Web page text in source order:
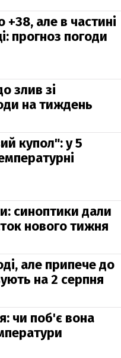
+38, але в частині
прогноз погоди
злив зі
на тиждень
купол": у 5
синоптики дали
нового тижня
але припече до
на 2 серпня
чи поб'є вона